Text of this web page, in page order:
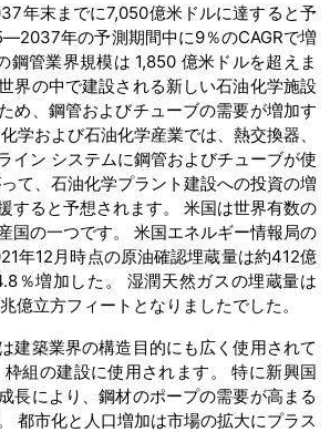
年末までに7,050億米ドルに達すると予
年の予測期間中に9％のCAGRで増
鋼管業界規模は 1,850 億米ドルを超えま
界の中で建設される新しい石油化学施設
め、鋼管およびチューブの需要が増加す
学および石油化学産業では、熱交換器、
イン システムに鋼管およびチューブが使
て、石油化学プラント建設への投資の増
すると予想されます。 米国は世界有数の
国の一つです。 米国エネルギー情報局の
年12月時点の原油確認埋蔵量は約412億
％増加した。 湿潤天然ガスの埋蔵量は
億立方フィートとなりましたでした。
建築業界の構造目的にも広く使用されて
組の建設に使用されます。 特に新興国
長により、鋼材のポープの需要が高まる
都市化と人口増加は市場の拡大にプラス